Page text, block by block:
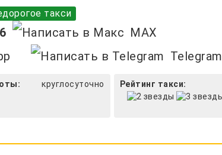
такси
MAX
Telegram
круглосуточно Рейтинг такси: